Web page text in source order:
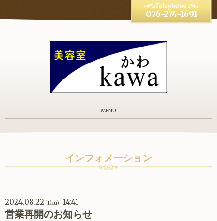
076-274-1691
MENU
インフォメーション
2024.08.22(Thu) 14:41
営業再開のお知らせ